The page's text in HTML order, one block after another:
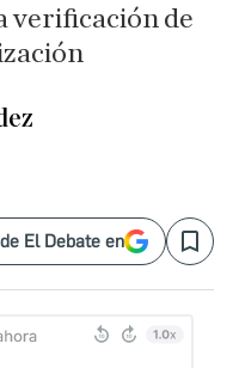
verificación de
El Debate en Save